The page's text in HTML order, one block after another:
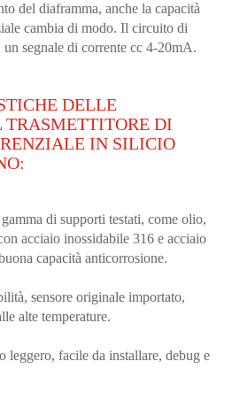
del diaframma, anche la capacità
cambia di modo. Il circuito di
segnale di corrente cc 4-20mA.
DELLE
TRASMETTITORE DI
IN SILICIO
di supporti testati, come olio,
acciaio inossidabile 316 e acciaio
capacità anticorrosione.
sensore originale importato,
alte temperature.
leggero, facile da installare, debug e